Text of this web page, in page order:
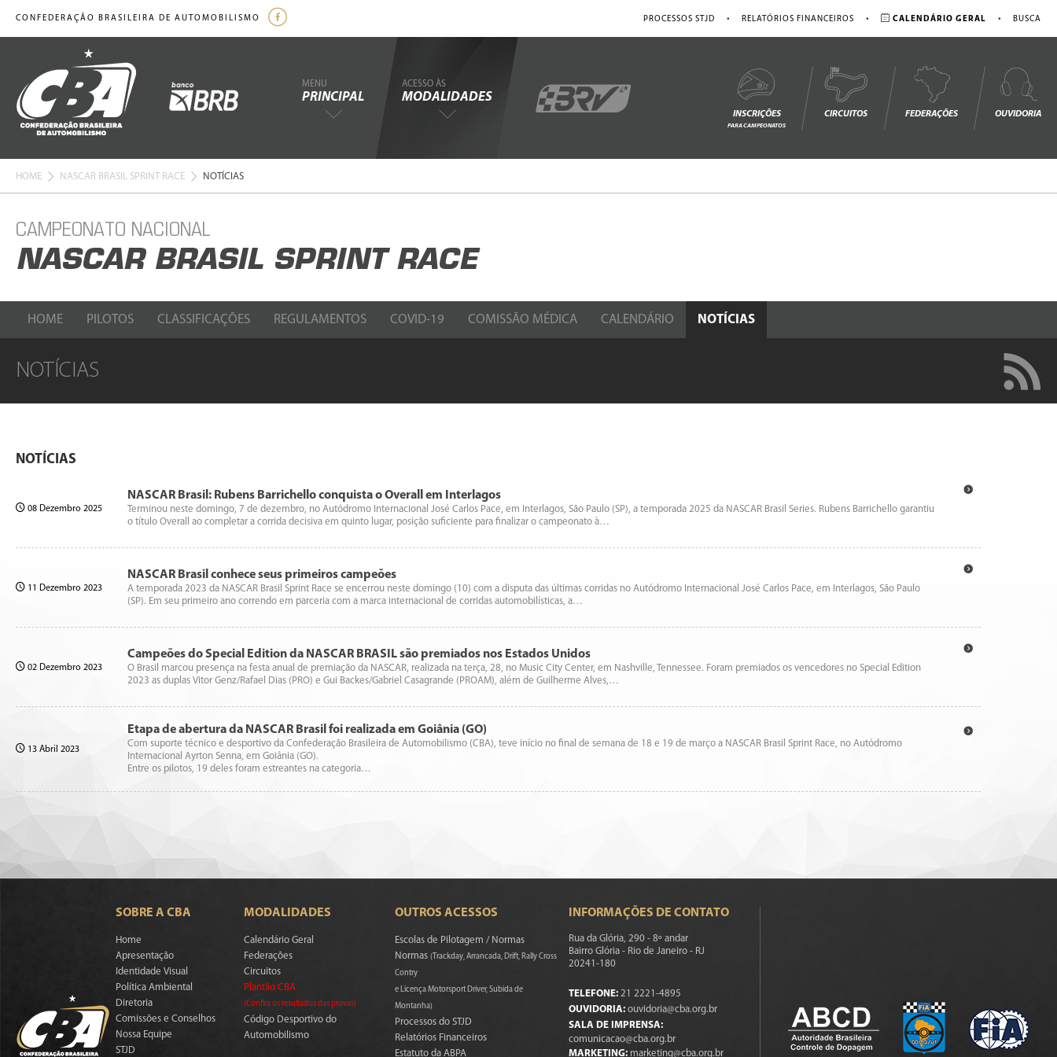
CONFEDERAÇÃO BRASILEIRA DE AUTOMOBILISMO PROCESSOS STJD • RELATÓRIOS FINANCEIROS • CALENDÁRIO GERAL • BUSCA
MENU
PRINCIPAL
ACESSO ÀS
MODALIDADES
INSCRIÇÕES
PARA CAMPEONATOS
CIRCUITOS FEDERAÇÕES OUVIDORIA
HOME NASCAR BRASIL SPRINT RACE NOTÍCIAS
CAMPEONATO NACIONAL
NASCAR BRASIL SPRINT RACE
HOME PILOTOS CLASSIFICAÇÕES REGULAMENTOS COVID-19 COMISSÃO MÉDICA CALENDÁRIO NOTÍCIAS
NOTÍCIAS
NOTÍCIAS
08 Dezembro 2025
NASCAR Brasil: Rubens Barrichello conquista o Overall em Interlagos
Terminou neste domingo, 7 de dezembro, no Autódromo Internacional José Carlos Pace, em Interlagos, São Paulo (SP), a temporada 2025 da NASCAR Brasil Series. Rubens Barrichello garantiu
o título Overall ao completar a corrida decisiva em quinto lugar, posição suficiente para finalizar o campeonato à…
11 Dezembro 2023
NASCAR Brasil conhece seus primeiros campeões
A temporada 2023 da NASCAR Brasil Sprint Race se encerrou neste domingo (10) com a disputa das últimas corridas no Autódromo Internacional José Carlos Pace, em Interlagos, São Paulo
(SP). Em seu primeiro ano correndo em parceria com a marca internacional de corridas automobilísticas, a…
02 Dezembro 2023
Campeões do Special Edition da NASCAR BRASIL são premiados nos Estados Unidos
O Brasil marcou presença na festa anual de premiação da NASCAR, realizada na terça, 28, no Music City Center, em Nashville, Tennessee. Foram premiados os vencedores no Special Edition
2023 as duplas Vitor Genz/Rafael Dias (PRO) e Gui Backes/Gabriel Casagrande (PROAM), além de Guilherme Alves,…
13 Abril 2023
Etapa de abertura da NASCAR Brasil foi realizada em Goiânia (GO)
Com suporte técnico e desportivo da Confederação Brasileira de Automobilismo (CBA), teve início no final de semana de 18 e 19 de março a NASCAR Brasil Sprint Race, no Autódromo
Internacional Ayrton Senna, em Goiânia (GO).
Entre os pilotos, 19 deles foram estreantes na categoria…
SOBRE A CBA
Home
Apresentação
Identidade Visual
Política Ambiental
Diretoria
Comissões e Conselhos
Nossa Equipe
STJD
MODALIDADES
Calendário Geral
Federações
Circuitos
Plantão CBA
(Confira os resultados das provas)
Código Desportivo do
Automobilismo
OUTROS ACESSOS
Escolas de Pilotagem / Normas
Normas(Trackday, Arrancada, Drift, Rally Cross
Contry
e Licença Motorsport Driver, Subida de
Montanha)
Processos do STJD
Relatórios Financeiros
Estatuto da ABPA
INFORMAÇÕES DE CONTATO
Rua da Glória, 290 - 8º andar
Bairro Glória - Rio de Janeiro - RJ
20241-180
TELEFONE: 21 2221-4895
OUVIDORIA: ouvidoria@cba.org.br
SALA DE IMPRENSA:
comunicacao@cba.org.br
MARKETING: marketing@cba.org.br